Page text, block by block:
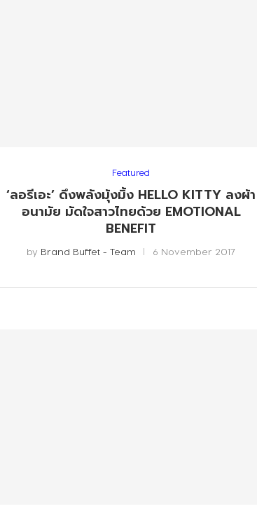
Featured
‘ลอรีเอะ’ ดึงพลังมุ้งมิ้ง HELLO KITTY ลงผ้า
อนามัย มัดใจสาวไทยด้วย EMOTIONAL
BENEFIT
by Brand Buffet - Team 6 November 2017